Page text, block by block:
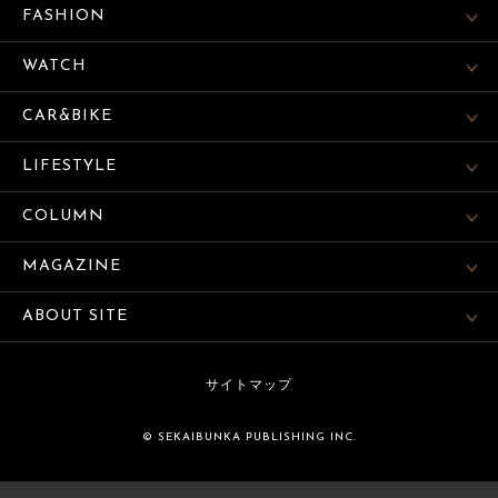
FASHION
WATCH
CAR&BIKE
LIFESTYLE
COLUMN
MAGAZINE
ABOUT SITE
サイトマップ
© SEKAIBUNKA PUBLISHING INC.